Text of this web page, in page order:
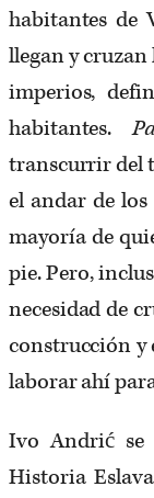
habitantes de
llegan y cruzan
imperios,
habitantes.
transcurrir del
el andar de los
mayoría de
pie. Pero,
necesidad de
construcción y
laborar ahí
Ivo Andrić se
Historia